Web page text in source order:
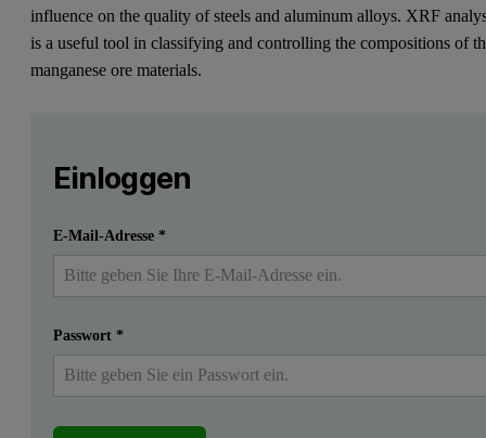
influence on the quality of steels and aluminum alloys. XRF
is a useful tool in classifying and controlling the compositions of
manganese ore materials.
Einreichen
Einloggen
E-Mail-Adresse *
Passwort *